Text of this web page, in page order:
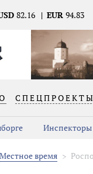
82.16 EUR 94.83
СПЕЦПРОЕКТЫ
Местное время